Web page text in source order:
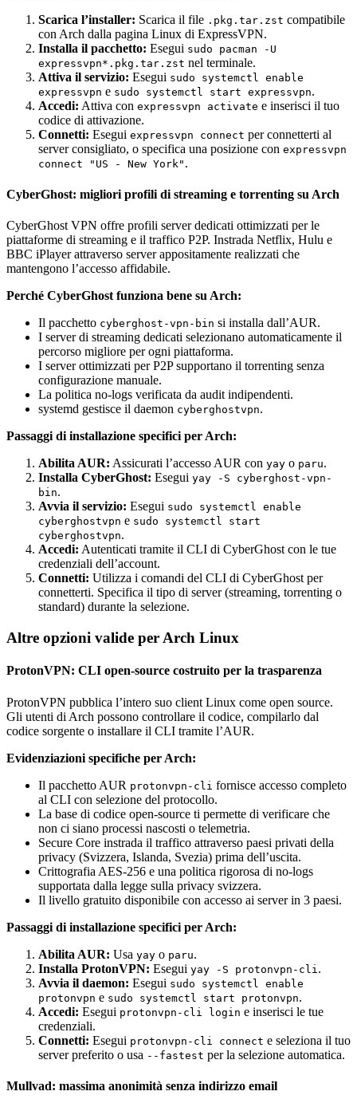
Scarica l’installer: Scarica il file .pkg.tar.zst compatibile
con Arch dalla pagina Linux di ExpressVPN.
Installa il pacchetto: Esegui sudo pacman -U
expressvpn*.pkg.tar.zst nel terminale.
Attiva il servizio: Esegui sudo systemctl enable
expressvpn e sudo systemctl start expressvpn.
Accedi: Attiva con expressvpn activate e inserisci il tuo
codice di attivazione.
Connetti: Esegui expressvpn connect per connetterti al
server consigliato, o specifica una posizione con expressvpn
connect "US - New York" .
CyberGhost: migliori profili di streaming e torrenting su Arch
CyberGhost VPN offre profili server dedicati ottimizzati per le
piattaforme di streaming e il traffico P2P. Instrada Netflix, Hulu e
BBC iPlayer attraverso server appositamente realizzati che
mantengono l’accesso affidabile.
Perché CyberGhost funziona bene su Arch:
Il pacchetto cyberghost-vpn-bin si installa dall’AUR.
I server di streaming dedicati selezionano automaticamente il
percorso migliore per ogni piattaforma.
I server ottimizzati per P2P supportano il torrenting senza
configurazione manuale.
La politica no-logs verificata da audit indipendenti.
systemd gestisce il daemon cyberghostvpn.
Passaggi di installazione specifici per Arch:
Abilita AUR: Assicurati l’accesso AUR con yay o paru.
Installa CyberGhost: Esegui yay -S cyberghost-vpn-
bin.
Avvia il servizio: Esegui sudo systemctl enable
cyberghostvpn e sudo systemctl start
cyberghostvpn.
Accedi: Autenticati tramite il CLI di CyberGhost con le tue
credenziali dell’account.
Connetti: Utilizza i comandi del CLI di CyberGhost per
connetterti. Specifica il tipo di server (streaming, torrenting o
standard) durante la selezione.
Altre opzioni valide per Arch Linux
ProtonVPN: CLI open-source costruito per la trasparenza
ProtonVPN pubblica l’intero suo client Linux come open source.
Gli utenti di Arch possono controllare il codice, compilarlo dal
codice sorgente o installare il CLI tramite l’AUR.
Evidenziazioni specifiche per Arch:
Il pacchetto AUR protonvpn-cli fornisce accesso completo
al CLI con selezione del protocollo.
La base di codice open-source ti permette di verificare che
non ci siano processi nascosti o telemetria.
Secure Core instrada il traffico attraverso paesi privati della
privacy (Svizzera, Islanda, Svezia) prima dell’uscita.
Crittografia AES-256 e una politica rigorosa di no-logs
supportata dalla legge sulla privacy svizzera.
Il livello gratuito disponibile con accesso ai server in 3 paesi.
Passaggi di installazione specifici per Arch:
Abilita AUR: Usa yay o paru.
Installa ProtonVPN: Esegui yay -S protonvpn-cli .
Avvia il daemon: Esegui sudo systemctl enable
protonvpn e sudo systemctl start protonvpn.
Accedi: Esegui protonvpn-cli login e inserisci le tue
credenziali.
Connetti: Esegui protonvpn-cli connect e seleziona il tuo
server preferito o usa --fastest per la selezione automatica.
Mullvad: massima anonimità senza indirizzo email